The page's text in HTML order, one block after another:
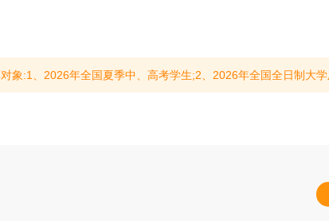
策条件:活动期间，中、高考学生凭本人身份证和准考证原件，应届毕业生凭本人身份证和毕业证原件或学信网毕业证明，享受集团旗下西递、宏村、木坑竹